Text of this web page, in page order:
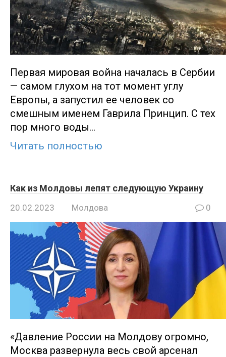
Первая мировая война началась в Сербии
— самом глухом на тот момент углу
Европы, а запустил ее человек со
смешным именем Гаврила Принцип. С тех
пор много воды…
Читать полностью
Как из Молдовы лепят следующую Украину
20.02.2023 Молдова 0
«Давление России на Молдову огромно,
Москва развернула весь свой арсенал